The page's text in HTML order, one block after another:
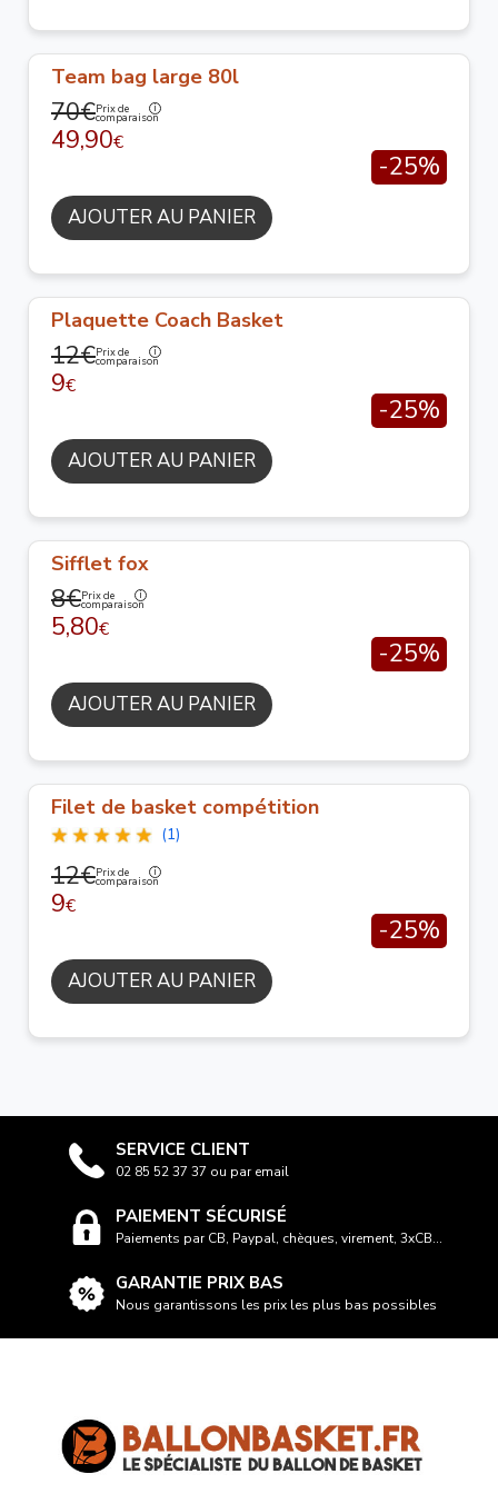
Team bag large 80l
70€Prix de
comparaison
49,90€
-25%
AJOUTER AU PANIER
Plaquette Coach Basket
12€Prix de
comparaison
9€
-25%
AJOUTER AU PANIER
Sifflet fox
8€Prix de
comparaison
5,80€
-25%
AJOUTER AU PANIER
Filet de basket compétition
(1)
12€Prix de
comparaison
9€
-25%
AJOUTER AU PANIER
SERVICE CLIENT
02 85 52 37 37 ou par email
PAIEMENT SÉCURISÉ
Paiements par CB, Paypal, chèques, virement, 3xCB...
GARANTIE PRIX BAS
Nous garantissons les prix les plus bas possibles